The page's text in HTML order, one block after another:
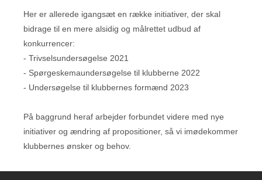
Her er allerede igangsæt en række initiativer, der skal
bidrage til en mere alsidig og målrettet udbud af
konkurrencer:
- Trivselsundersøgelse 2021
- Spørgeskemaundersøgelse til klubberne 2022
- Undersøgelse til klubbernes formænd 2023
På baggrund heraf arbejder forbundet videre med nye
initiativer og ændring af propositioner, så vi imødekommer
klubbernes ønsker og behov.